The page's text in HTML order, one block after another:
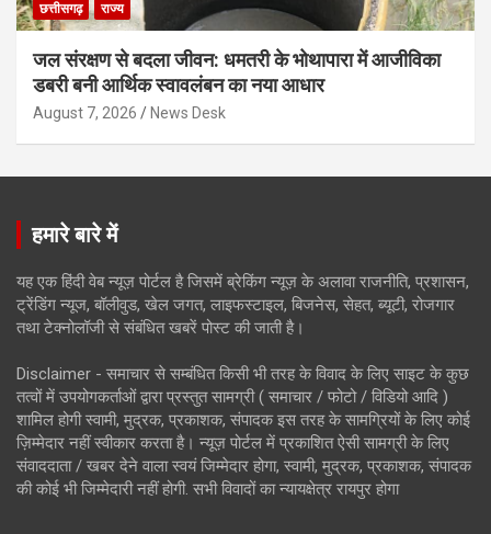
छत्तीसगढ़ राज्य
जल संरक्षण से बदला जीवन: धमतरी के भोथापारा में आजीविका
डबरी बनी आर्थिक स्वावलंबन का नया आधार
August 7, 2026 News Desk
हमारे बारे में
यह एक हिंदी वेब न्यूज़ पोर्टल है जिसमें ब्रेकिंग न्यूज़ के अलावा राजनीति, प्रशासन,
ट्रेंडिंग न्यूज, बॉलीवुड, खेल जगत, लाइफस्टाइल, बिजनेस, सेहत, ब्यूटी, रोजगार
तथा टेक्नोलॉजी से संबंधित खबरें पोस्ट की जाती है।
Disclaimer - समाचार से सम्बंधित किसी भी तरह के विवाद के लिए साइट के कुछ
तत्वों में उपयोगकर्ताओं द्वारा प्रस्तुत सामग्री ( समाचार / फोटो / विडियो आदि )
शामिल होगी स्वामी, मुद्रक, प्रकाशक, संपादक इस तरह के सामग्रियों के लिए कोई
ज़िम्मेदार नहीं स्वीकार करता है। न्यूज़ पोर्टल में प्रकाशित ऐसी सामग्री के लिए
संवाददाता / खबर देने वाला स्वयं जिम्मेदार होगा, स्वामी, मुद्रक, प्रकाशक, संपादक
की कोई भी जिम्मेदारी नहीं होगी. सभी विवादों का न्यायक्षेत्र रायपुर होगा